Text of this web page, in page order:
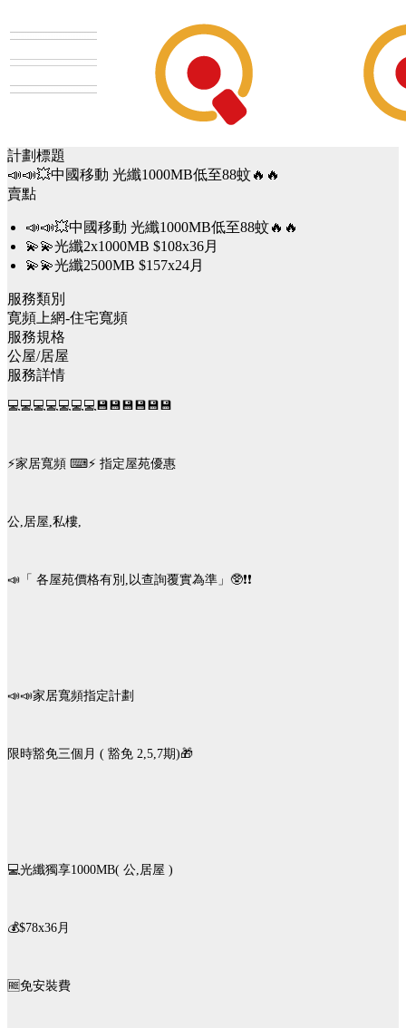
計劃標題
📣📣💥中國移動 光纖1000MB低至88蚊🔥🔥
賣點
📣📣💥中國移動 光纖1000MB低至88蚊🔥🔥
💫💫光纖2x1000MB $108x36月
💫💫光纖2500MB $157x24月
服務類別
寛頻上網-住宅寬頻
服務規格
公屋/居屋
服務詳情
💻💻💻💻💻💻💻💾💾💾💾💾💾
⚡家居寬頻 ⌨⚡ 指定屋苑優惠
公,居屋,私樓,
📣「 各屋苑價格有別,以查詢覆實為準」🥸❗️❗️
📣📣家居寬頻指定計劃
限時豁免三個月 ( 豁免 2,5,7期)🎁
💻光纖獨享1000MB( 公,居屋 )
💰$78x36月
🆓️免安裝費